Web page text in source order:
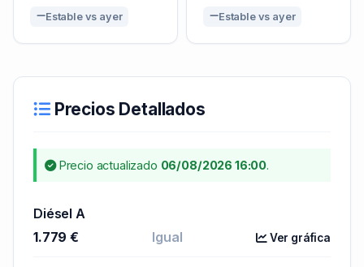
Estable vs ayer Estable vs ayer
Precios Detallados
Precio actualizado 06/08/2026 16:00.
Diésel A
1.779 €
Igual Ver gráfica